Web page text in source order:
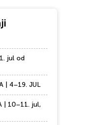
jul od
| 4–19. JUL
| 10–11. jul,